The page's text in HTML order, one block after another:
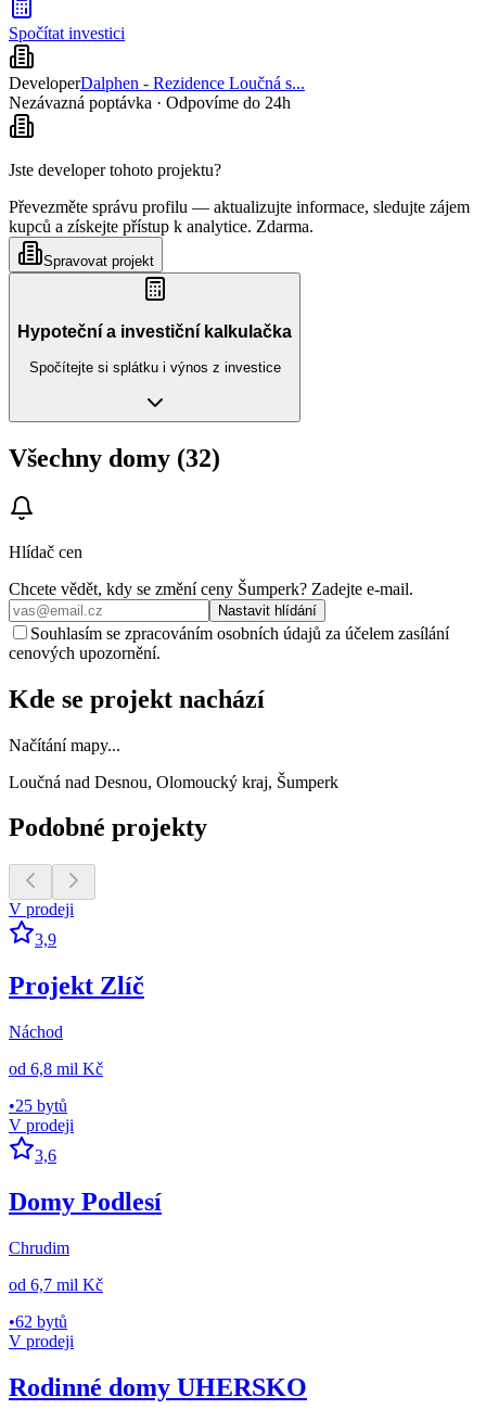
Spočítat investici
DeveloperDalphen - Rezidence Loučná s...
Nezávazná poptávka · Odpovíme do 24h
Jste developer tohoto projektu?
Převezměte správu profilu — aktualizujte informace, sledujte zájem
kupců a získejte přístup k analytice. Zdarma.
Spravovat projekt
Hypoteční a investiční kalkulačka
Spočítejte si splátku i výnos z investice
Všechny domy (32)
Hlídač cen
Chcete vědět, kdy se změní ceny Šumperk? Zadejte e‑mail.
Nastavit hlídání
Souhlasím se zpracováním osobních údajů za účelem zasílání
cenových upozornění.
Kde se projekt nachází
Načítání mapy...
Loučná nad Desnou, Olomoucký kraj, Šumperk
Podobné projekty
V prodeji
3,9
Projekt Zlíč
Náchod
od 6,8 mil Kč
•25 bytů
V prodeji
3,6
Domy Podlesí
Chrudim
od 6,7 mil Kč
•62 bytů
V prodeji
Rodinné domy UHERSKO